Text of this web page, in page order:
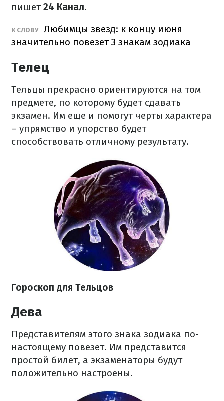
пишет24 Канал.
К СЛОВУ
Любимцы звезд: к концу июня
значительно повезет 3 знакам зодиака
Телец
Тельцы прекрасно ориентируются на том
предмете, по которому будет сдавать
экзамен. Им еще и помогут черты характера
– упрямство и упорство будет
способствовать отличному результату.
Гороскоп для Тельцов
Дева
Представителям этого знака зодиака по-
настоящему повезет. Им представится
простой билет, а экзаменаторы будут
положительно настроены.